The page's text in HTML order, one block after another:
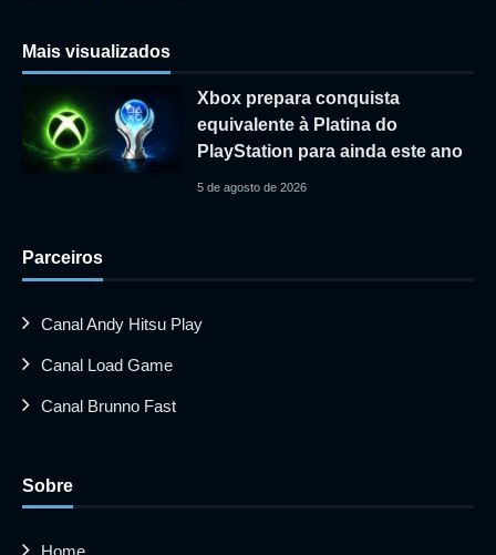
Mais visualizados
Xbox prepara conquista
equivalente à Platina do
PlayStation para ainda este ano
5 de agosto de 2026
Parceiros
Canal Andy Hitsu Play
Canal Load Game
Canal Brunno Fast
Sobre